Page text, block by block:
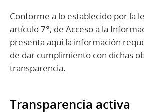
Conforme a lo establecido por la
artículo 7°, de Acceso a la
presenta aquí la información
de dar cumplimiento con dichas
transparencia.
Transparencia activa